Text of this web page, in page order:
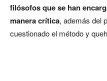
filósofos que se han
manera crítica, además del
cuestionado el método y